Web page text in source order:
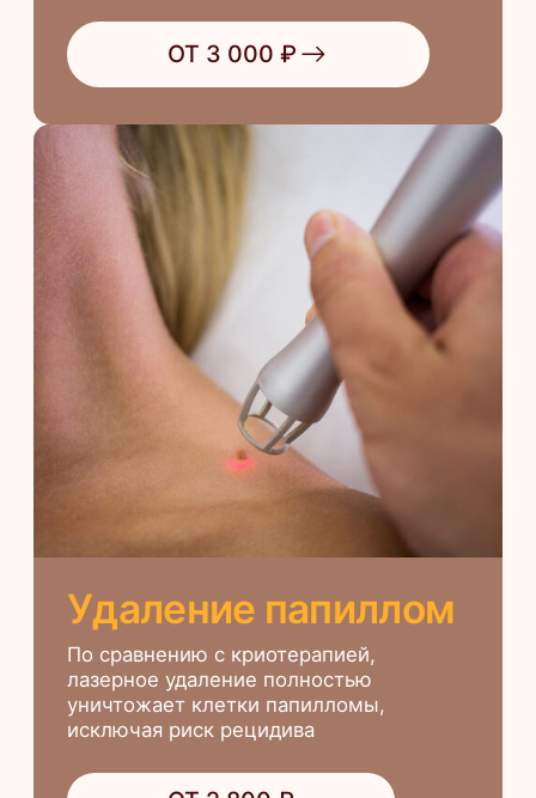
лазерное удаление полностью
уничтожает клетки папилломы,
исключая риск рецидива
Обследование
родинок
предупредить перерождение
доброкачественных клеток в
злокачественные и своевременно
устранить патологию
ОТ 3 000 ₽